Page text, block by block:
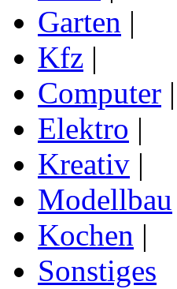
Garten |
Kfz |
Computer |
Elektro |
Kreativ |
Modellbau
Kochen |
Sonstiges